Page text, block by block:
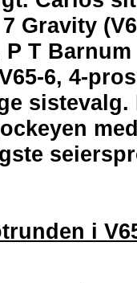
Gravity
T Barnum
6, 4-
sistevalg.
i